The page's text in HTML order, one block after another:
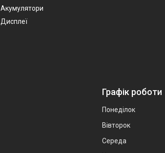
Акумулятори
Дисплеї
Графік роботи
Понеділок
Вівторок
Середа